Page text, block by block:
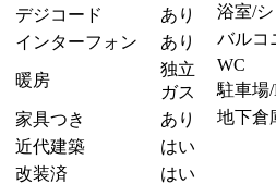
デジコード
あり
インターフォン
あり
暖房
独立
ガス
家具つき
あり
近代建築
はい
改装済
はい
浴室/
バルコ
WC
駐車場
地下倉